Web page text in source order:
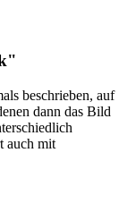
beschrieben, auf
dann das Bild
auch mit